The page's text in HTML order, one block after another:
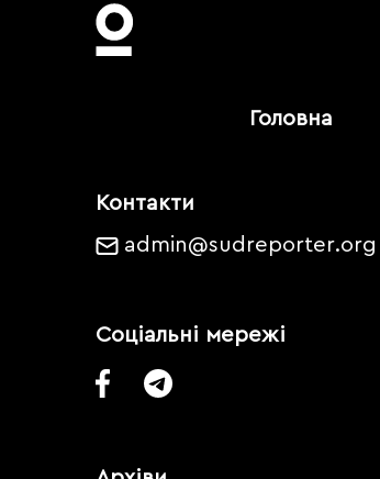
Головна
Контакти
admin@sudreporter.org
Соціальні мережі